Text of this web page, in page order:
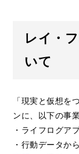
レイ・
いて
「現実と仮想を
ンに、以下の事
・ライフログア
・行動データか